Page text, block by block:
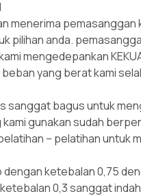
menerima
pilihan anda.
mengedepankan
beban yang berat kami
sanggat bagus untuk
kami gunakan sudah
– pelatihan untuk
dengan ketebalan 0,75
0,3 sanggat